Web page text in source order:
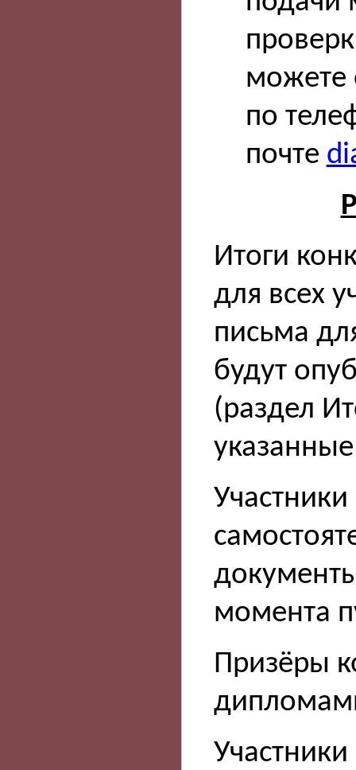
можете
по
почте
Итоги
для всех
письма
будут
(раздел
момента
Призёры